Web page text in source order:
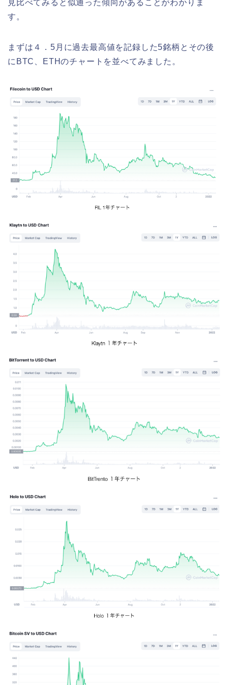
見比べてみると似通った傾向があることがわかりま
す。
まずは４．5月に過去最高値を記録した5銘柄とその後
にBTC、ETHのチャートを並べてみました。